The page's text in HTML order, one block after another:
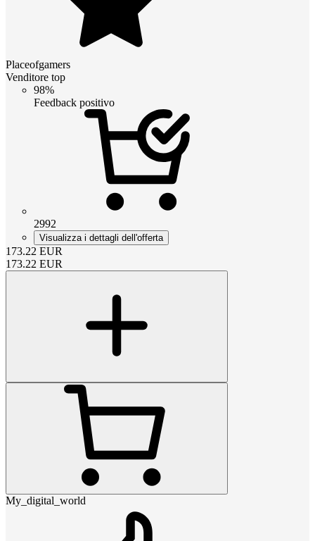
Placeofgamers
Venditore top
98%
Feedback positivo
2992
Visualizza i dettagli dell'offerta
173.22 EUR
173.22 EUR
My_digital_world